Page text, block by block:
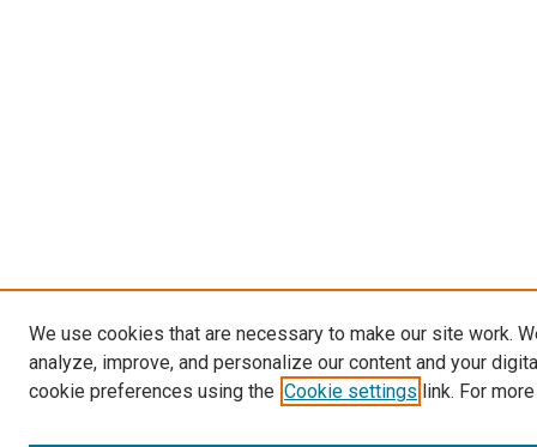
We use cookies that are necessary to make our site work.
analyze, improve, and personalize our content and your
cookie preferences using the Cookie settings link. For